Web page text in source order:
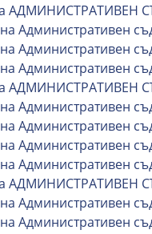
АДМИНИСТРАТИВЕН
Административен
на Административен
на Административен
АДМИНИСТРАТИВЕН
на Административен
на Административен
на Административен
на Административен
АДМИНИСТРАТИВЕН
на Административен
на Административен